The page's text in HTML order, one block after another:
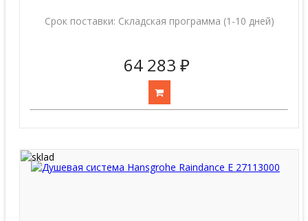
Срок поставки: Складская программа (1-10 дней)
64 283 ₽